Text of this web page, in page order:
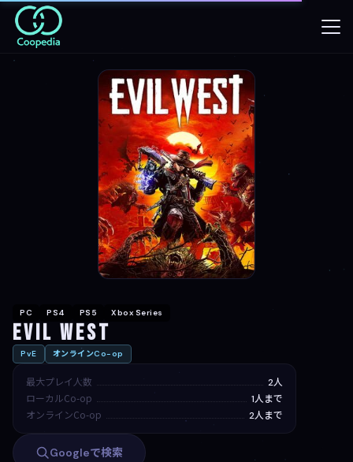
PC PS4 PS5 Xbox Series
Evil West
PvE オンラインCo-op
最大プレイ人数 2人
ローカルCo-op 1人まで
オンラインCo-op 2人まで
Googleで検索